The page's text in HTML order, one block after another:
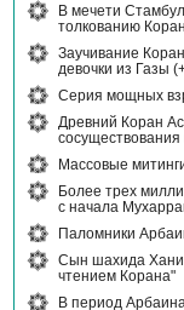
В мечети
толкованию
Заучивание
девочки из Газы
Серия мощных
Древний Коран
Массовые
Более трех
с начала
Паломники
Сын шахида
чтением Корана"
В период